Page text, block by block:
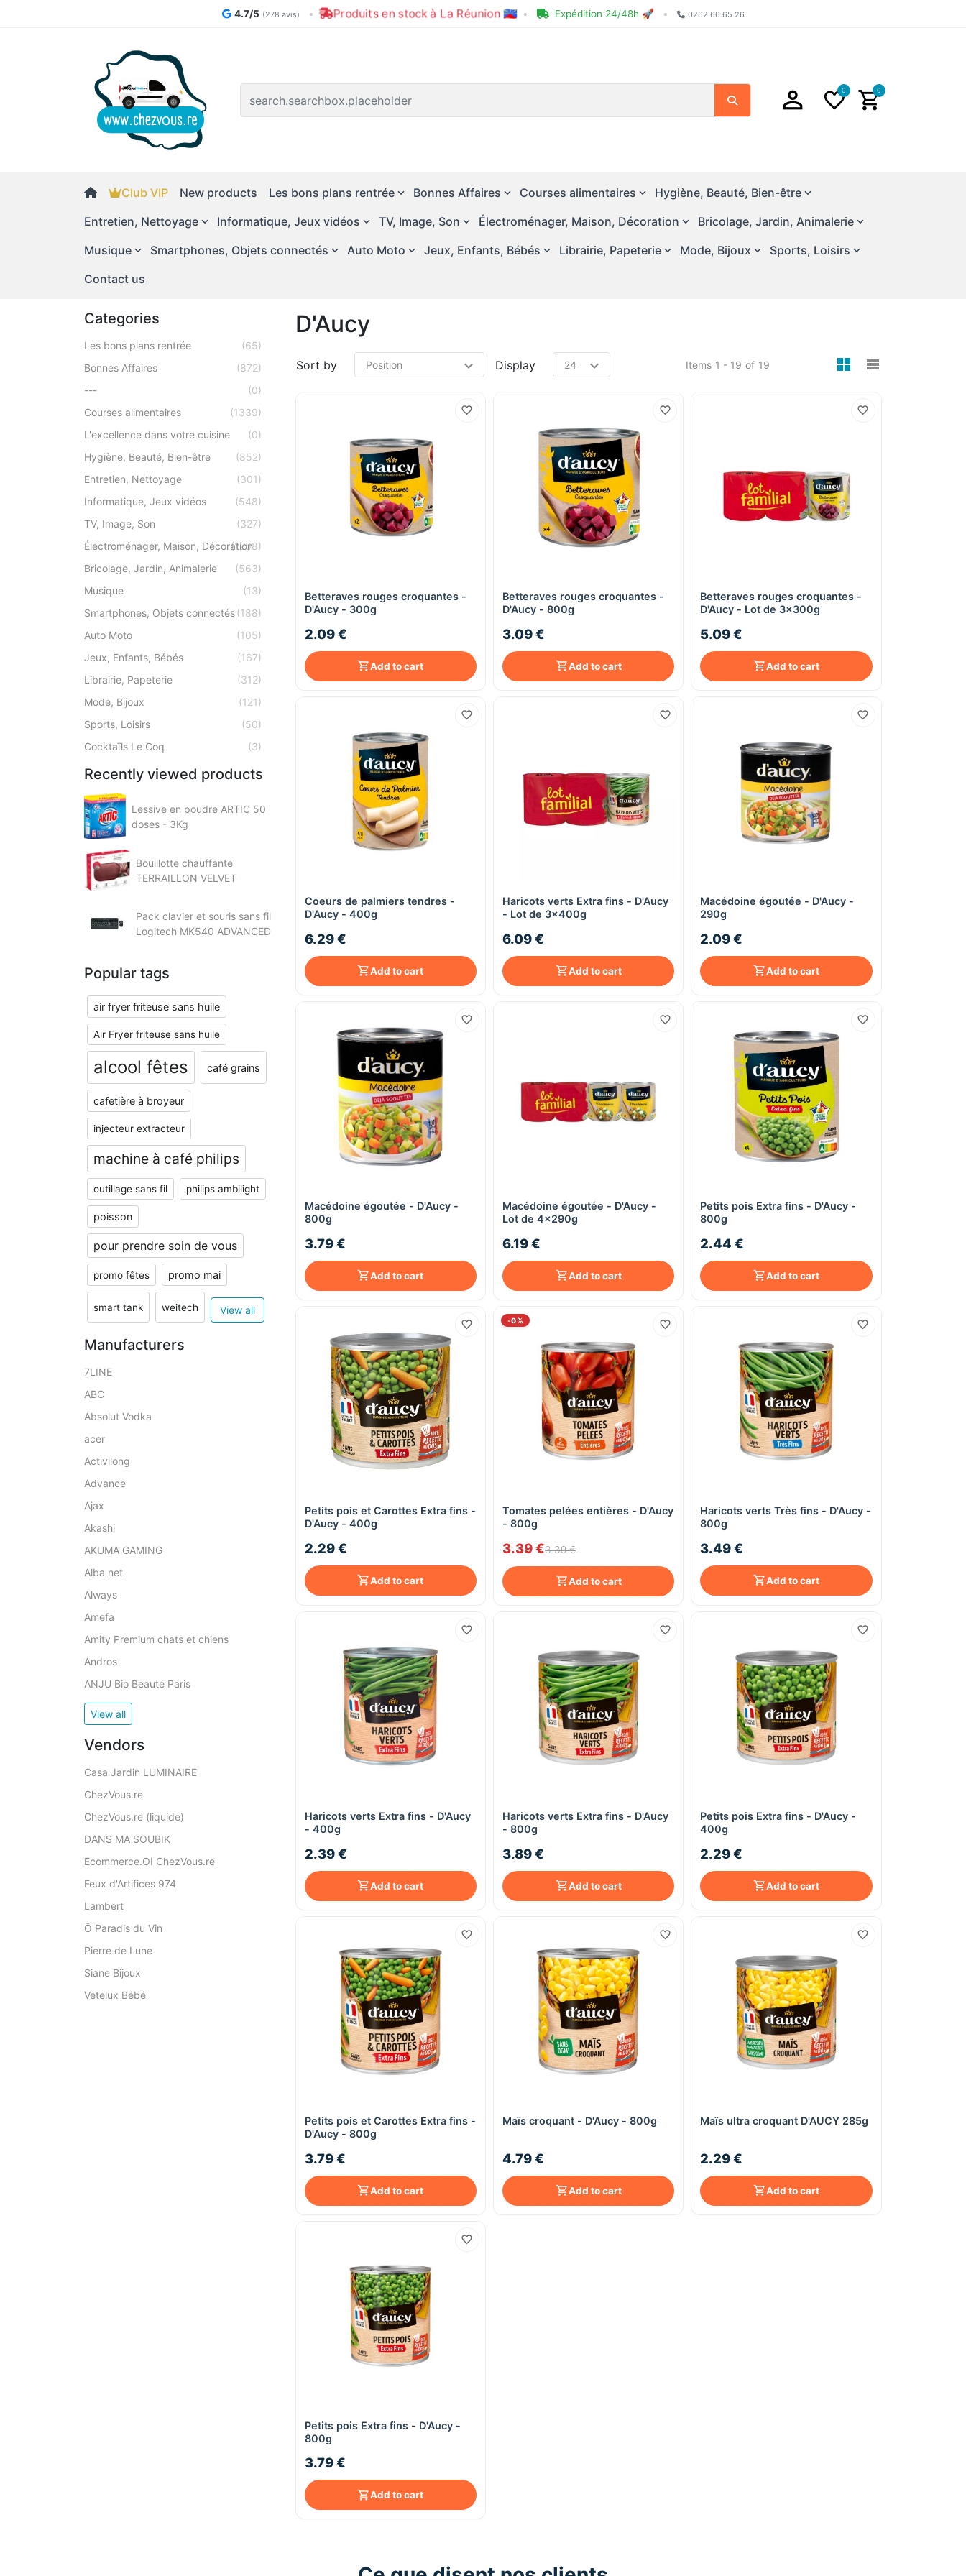
4.7/5 (278 avis) • Produits en stock à La Réunion 🇷🇪 • Expédition 24/48h 🚀 • 0262 66 65 26
Search
0 0
Club VIP New products Les bons plans rentrée Bonnes Affaires Courses alimentaires
Hygiène, Beauté, Bien-être
Entretien, Nettoyage
Informatique, Jeux vidéos TV, Image, Son Électroménager, Maison, Décoration
Bricolage, Jardin, Animalerie
Musique
Smartphones, Objets connectés Auto Moto Jeux, Enfants, Bébés Librairie, Papeterie Mode, Bijoux
Sports, Loisirs
Contact us
Categories
Les bons plans rentrée
(65)
Bonnes Affaires
(872)
---
(0)
Courses alimentaires
(1339)
L'excellence dans votre cuisine
(0)
Hygiène, Beauté, Bien-être
(852)
Entretien, Nettoyage
(301)
Informatique, Jeux vidéos
(548)
TV, Image, Son
(327)
Électroménager, Maison, Décoration
(1268)
Bricolage, Jardin, Animalerie
(563)
Musique
(13)
Smartphones, Objets connectés(188)
Auto Moto
(105)
Jeux, Enfants, Bébés
(167)
Librairie, Papeterie
(312)
Mode, Bijoux
(121)
Sports, Loisirs
(50)
Cocktaïls Le Coq
(3)
Recently viewed products
Lessive en poudre ARTIC 50
doses - 3Kg
Bouillotte chauffante
TERRAILLON VELVET
Pack clavier et souris sans fil
Logitech MK540 ADVANCED
Popular tags
air fryer friteuse sans huile
Air Fryer friteuse sans huile
alcool fêtes café grains
cafetière à broyeur
injecteur extracteur
machine à café philips
outillage sans fil philips ambilight
poisson
pour prendre soin de vous
promo fêtes promo mai
smart tank weitech View all
Manufacturers
7LINE
ABC
Absolut Vodka
acer
Activilong
Advance
Ajax
Akashi
AKUMA GAMING
Alba net
Always
Amefa
Amity Premium chats et chiens
Andros
ANJU Bio Beauté Paris
View all
Vendors
Casa Jardin LUMINAIRE
ChezVous.re
ChezVous.re (liquide)
DANS MA SOUBIK
Ecommerce.OI ChezVous.re
Feux d'Artifices 974
Lambert
Ô Paradis du Vin
Pierre de Lune
Siane Bijoux
Vetelux Bébé
D'Aucy
Sort by Items 1 - 19 of 19
Display viewmode
Quick View
Betteraves rouges croquantes -
D'Aucy - 300g
2.09 €
Add to cart
Quick View
Betteraves rouges croquantes -
D'Aucy - 800g
3.09 €
Add to cart
Quick View
Betteraves rouges croquantes -
D'Aucy - Lot de 3x300g
5.09 €
Add to cart
Quick View
Coeurs de palmiers tendres -
D'Aucy - 400g
6.29 €
Add to cart
Quick View
Haricots verts Extra fins - D'Aucy
- Lot de 3x400g
6.09 €
Add to cart
Quick View
Macédoine égoutée - D'Aucy -
290g
2.09 €
Add to cart
Quick View
Macédoine égoutée - D'Aucy -
800g
3.79 €
Add to cart
Quick View
Macédoine égoutée - D'Aucy -
Lot de 4x290g
6.19 €
Add to cart
Quick View
Petits pois Extra fins - D'Aucy -
800g
2.44 €
Add to cart
Quick View
Petits pois et Carottes Extra fins -
D'Aucy - 400g
2.29 €
Add to cart
-0%
Quick View
Tomates pelées entières - D'Aucy
- 800g
3.39 €3.39 €
Add to cart
Quick View
Haricots verts Très fins - D'Aucy -
800g
3.49 €
Add to cart
Quick View
Haricots verts Extra fins - D'Aucy
- 400g
2.39 €
Add to cart
Quick View
Haricots verts Extra fins - D'Aucy
- 800g
3.89 €
Add to cart
Quick View
Petits pois Extra fins - D'Aucy -
400g
2.29 €
Add to cart
Quick View
Petits pois et Carottes Extra fins -
D'Aucy - 800g
3.79 €
Add to cart
Quick View
Maïs croquant - D'Aucy - 800g
4.79 €
Add to cart
Quick View
Maïs ultra croquant D'AUCY 285g
2.29 €
Add to cart
Quick View
Petits pois Extra fins - D'Aucy -
800g
3.79 €
Add to cart